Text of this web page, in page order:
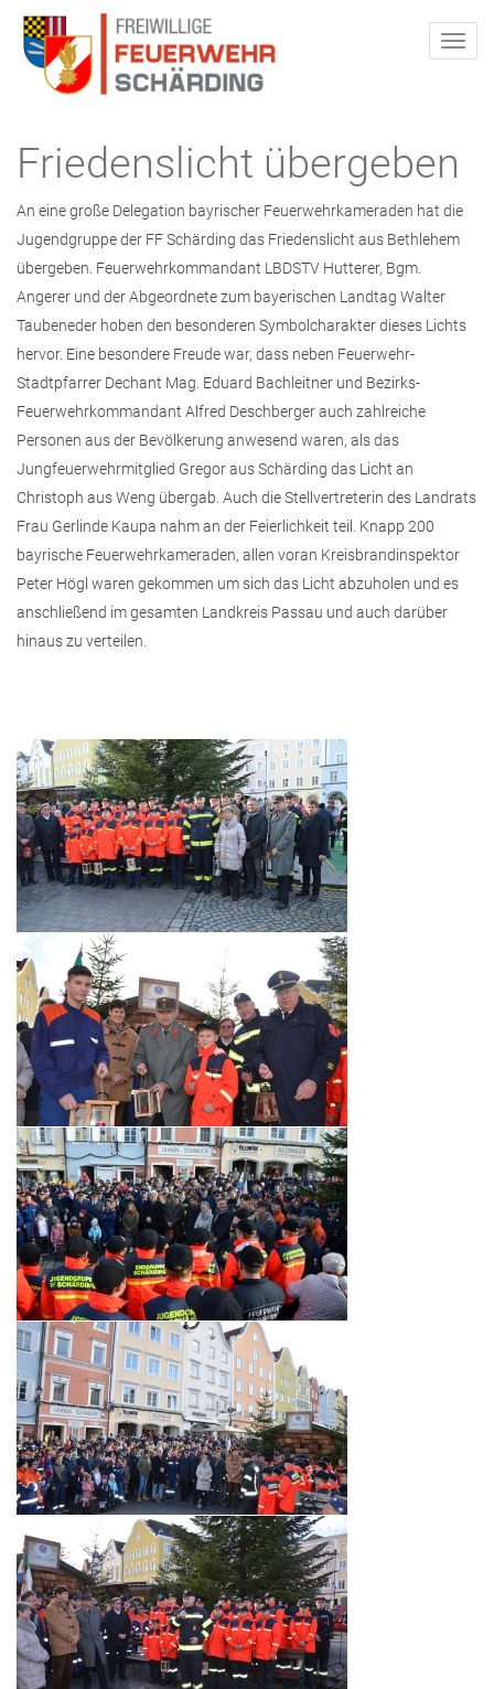
Friedenslicht übergeben
An eine große Delegation bayrischer Feuerwehrkameraden hat die
Jugendgruppe der FF Schärding das Friedenslicht aus Bethlehem
übergeben. Feuerwehrkommandant LBDSTV Hutterer, Bgm.
Angerer und der Abgeordnete zum bayerischen Landtag Walter
Taubeneder hoben den besonderen Symbolcharakter dieses Lichts
hervor. Eine besondere Freude war, dass neben Feuerwehr-
Stadtpfarrer Dechant Mag. Eduard Bachleitner und Bezirks-
Feuerwehrkommandant Alfred Deschberger auch zahlreiche
Personen aus der Bevölkerung anwesend waren, als das
Jungfeuerwehrmitglied Gregor aus Schärding das Licht an
Christoph aus Weng übergab. Auch die Stellvertreterin des Landrats
Frau Gerlinde Kaupa nahm an der Feierlichkeit teil. Knapp 200
bayrische Feuerwehrkameraden, allen voran Kreisbrandinspektor
Peter Högl waren gekommen um sich das Licht abzuholen und es
anschließend im gesamten Landkreis Passau und auch darüber
hinaus zu verteilen.